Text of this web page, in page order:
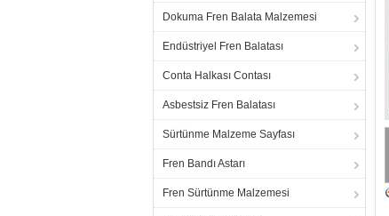
Dokuma Fren Balata Malzemesi
Endüstriyel Fren Balatası
Conta Halkası Contası
Asbestsiz Fren Balatası
Sürtünme Malzeme Sayfası
Fren Bandı Astarı
Fren Sürtünme Malzemesi